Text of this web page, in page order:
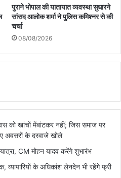
पुराने भोपाल की यातायात व्यवस्था सुधारने
सांसद आलोक शर्मा ने पुलिस कमिश्नर से की
चर्चा
08/08/2026
को खांचों मेंबांटकर नहीं; जिस समाज पर
अवसरों के दरवाजे खोले
CM मोहन यादव करेंगे शुभारंभ
व्यापारियों के अधिकांश लेनदेन भी रहेंगे फ्री